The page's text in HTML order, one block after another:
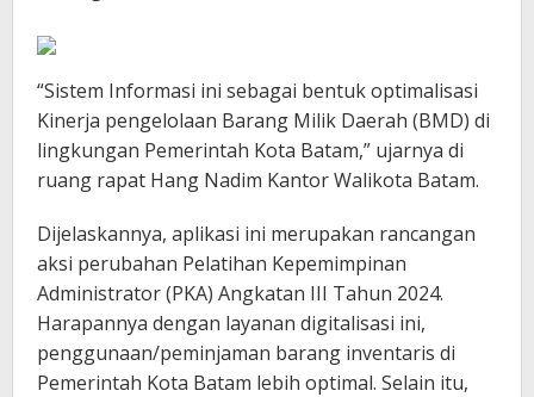
“Sistem Informasi ini sebagai bentuk optimalisasi
Kinerja pengelolaan Barang Milik Daerah (BMD) di
lingkungan Pemerintah Kota Batam,” ujarnya di
ruang rapat Hang Nadim Kantor Walikota Batam.
Dijelaskannya, aplikasi ini merupakan rancangan
aksi perubahan Pelatihan Kepemimpinan
Administrator (PKA) Angkatan III Tahun 2024.
Harapannya dengan layanan digitalisasi ini,
penggunaan/peminjaman barang inventaris di
Pemerintah Kota Batam lebih optimal. Selain itu,